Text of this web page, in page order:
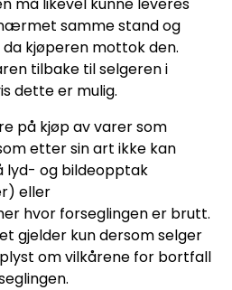
samme stand og
kjøperen mottok den.
tilbake til selgeren i
dette er mulig.
på kjøp av varer som
etter sin art ikke kan
lyd- og bildeopptak
eller
hvor forseglingen er brutt.
gjelder kun dersom selger
om vilkårene for bortfall